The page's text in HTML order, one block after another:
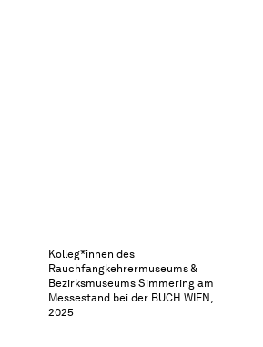
Kolleg*innen des
Rauchfangkehrermuseums &
Bezirksmuseums Simmering am
Messestand bei der BUCH WIEN,
2025